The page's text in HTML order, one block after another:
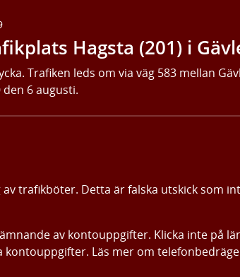
Hagsta (201) i
Trafiken leds om via väg 583 mellan
6 augusti.
trafikböter. Detta är falska utskick som
av kontouppgifter. Klicka inte på
Läs mer om